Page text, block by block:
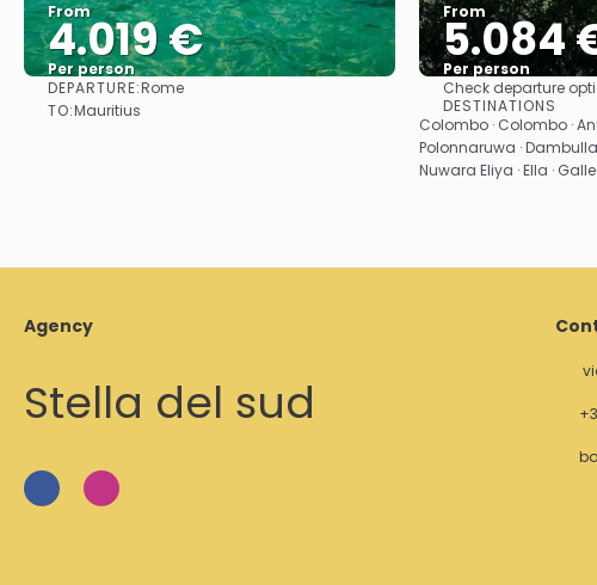
From
4.019 €
Per person
DEPARTURE:Rome
TO:Mauritius
From
5.084
Per person
Check departure
DESTINATIONS
Colombo · Colombo ·
Polonnaruwa · Dambulla
Nuwara Eliya · Ella ·
Agency
Stella del sud